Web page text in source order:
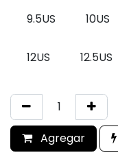
9.5US 10US
12US 12.5US
Agregar